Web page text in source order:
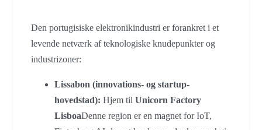
Den portugisiske elektronikindustri er forankret i et
levende netværk af teknologiske knudepunkter og
industrizoner:
Lissabon (innovations- og startup-
hovedstad): Hjem til Unicorn Factory
LisboaDenne region er en magnet for IoT,